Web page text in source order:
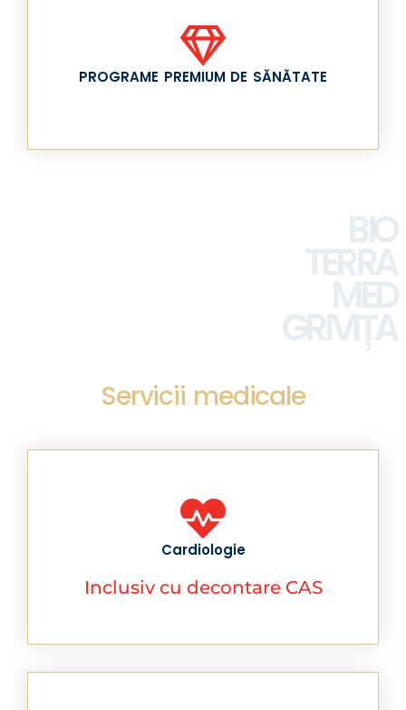
PROGRAME PREMIUM DE SĂNĂTATE
BIO
TERRA
GRIVIȚA
Servicii medicale
Cardiologie
Inclusiv cu decontare CAS